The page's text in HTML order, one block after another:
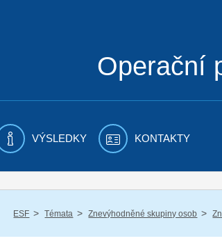
Operační
VÝSLEDKY KONTAKTY
ESF / Témata / Znevýhodněné skupiny osob /